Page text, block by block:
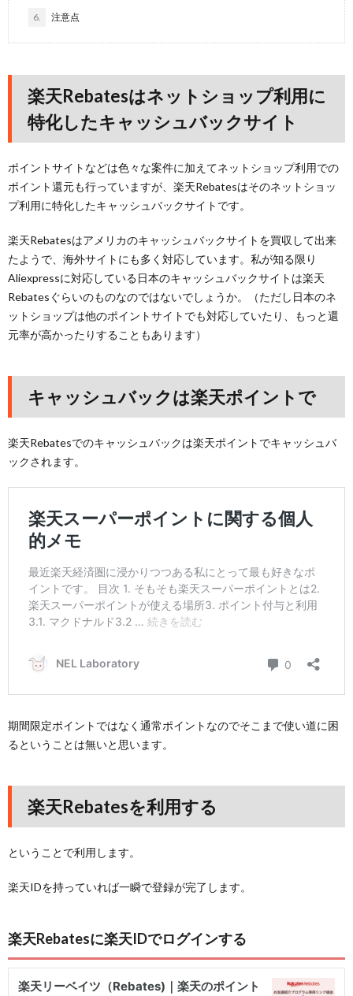
6. 注意点
楽天Rebatesはネットショップ利用に
特化したキャッシュバックサイト
ポイントサイトなどは色々な案件に加えてネットショップ利用での
ポイント還元も行っていますが、楽天Rebatesはそのネットショッ
プ利用に特化したキャッシュバックサイトです。
楽天Rebatesはアメリカのキャッシュバックサイトを買収して出来
たようで、海外サイトにも多く対応しています。私が知る限り
Aliexpressに対応している日本のキャッシュバックサイトは楽天
Rebatesぐらいのものなのではないでしょうか。（ただし日本のネ
ットショップは他のポイントサイトでも対応していたり、もっと還
元率が高かったりすることもあります）
キャッシュバックは楽天ポイントで
楽天Rebatesでのキャッシュバックは楽天ポイントでキャッシュバ
ックされます。
期間限定ポイントではなく通常ポイントなのでそこまで使い道に困
るということは無いと思います。
楽天Rebatesを利用する
ということで利用します。
楽天IDを持っていれば一瞬で登録が完了します。
楽天Rebatesに楽天IDでログインする